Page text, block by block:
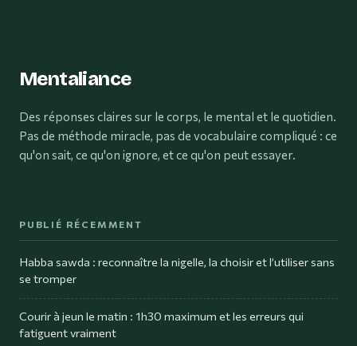
Mentaliance
Des réponses claires sur le corps, le mental et le quotidien.
Pas de méthode miracle, pas de vocabulaire compliqué : ce
qu'on sait, ce qu'on ignore, et ce qu'on peut essayer.
PUBLIÉ RÉCEMMENT
Habba sawda : reconnaître la nigelle, la choisir et l’utiliser sans
se tromper
Courir à jeun le matin : 1h30 maximum et les erreurs qui
fatiguent vraiment